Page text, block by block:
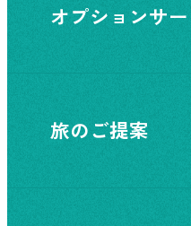
オプションサ
旅のご提案